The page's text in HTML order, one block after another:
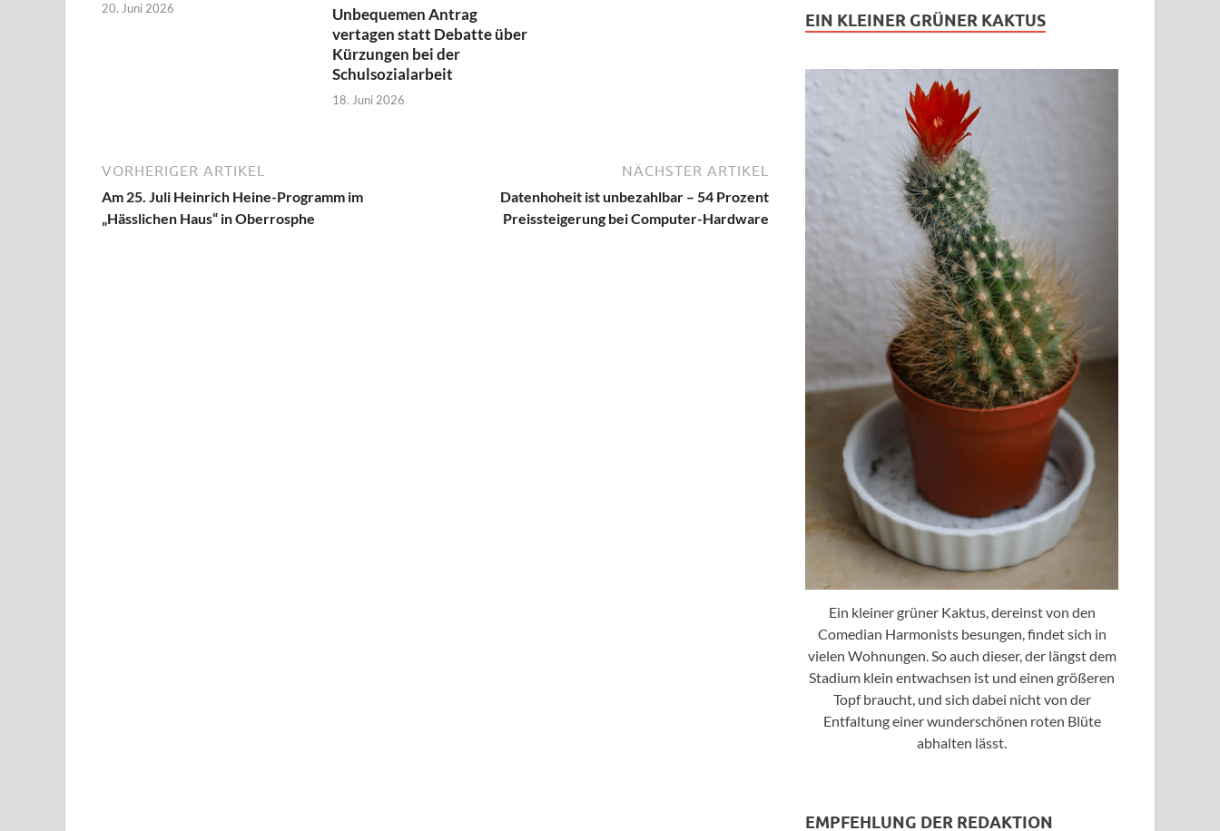
20. Juni 2026
Unbequemen Antrag
vertagen statt Debatte über
Kürzungen bei der
Schulsozialarbeit
18. Juni 2026
VORHERIGER ARTIKEL
Am 25. Juli Heinrich Heine-Programm im
„Hässlichen Haus“ in Oberrosphe
NÄCHSTER ARTIKEL
Datenhoheit ist unbezahlbar – 54 Prozent
Preissteigerung bei Computer-Hardware
EIN KLEINER GRÜNER KAKTUS
Ein kleiner grüner Kaktus, dereinst von den
Comedian Harmonists besungen, findet sich in
vielen Wohnungen. So auch dieser, der längst dem
Stadium klein entwachsen ist und einen größeren
Topf braucht, und sich dabei nicht von der
Entfaltung einer wunderschönen roten Blüte
abhalten lässt.
EMPFEHLUNG DER REDAKTION